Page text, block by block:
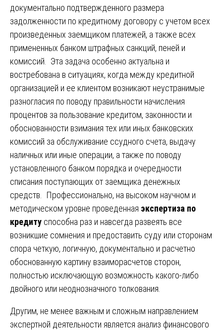
документально подтвержденного размера
задолженности по кредитному договору с учетом всех
произведенных заемщиком платежей, а также всех
примененных банком штрафных санкций, пеней и
комиссий. Эта задача особенно актуальна и
востребована в ситуациях, когда между кредитной
организацией и ее клиентом возникают неустранимые
разногласия по поводу правильности начисления
процентов за пользование кредитом, законности и
обоснованности взимания тех или иных банковских
комиссий за обслуживание ссудного счета, выдачу
наличных или иные операции, а также по поводу
установленного банком порядка и очередности
списания поступающих от заемщика денежных
средств. Профессионально, на высоком научном и
методическом уровне проведенная экспертиза по
кредиту способна раз и навсегда развеять все
возникшие сомнения и предоставить суду или сторонам
спора четкую, логичную, документально и расчетно
обоснованную картину взаиморасчетов сторон,
полностью исключающую возможность какого-либо
двойного или неоднозначного толкования.
Другим, не менее важным и сложным направлением
экспертной деятельности является анализ финансового